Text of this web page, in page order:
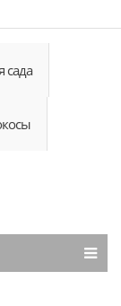
сада